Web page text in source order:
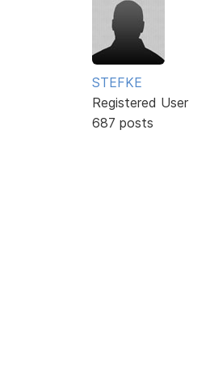
STEFKE
Registered User
687 posts